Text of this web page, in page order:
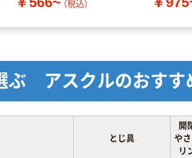
（税込）
ぶ アスクルのおすす
とじ具
開
や
リ